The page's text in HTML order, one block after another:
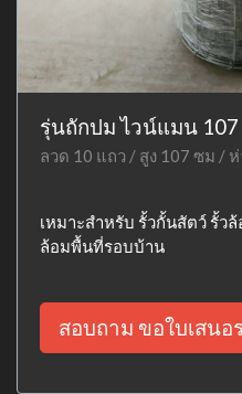
รุ่นถักปม ไวน์แมน
ลวด 10 แถว / สูง 107 ซม /
เหมาะสำหรับ รั้วกั้นสัตว์ รั้ว
ล้อมพื้นที่รอบบ้าน
สอบถาม ขอใบเสนอ